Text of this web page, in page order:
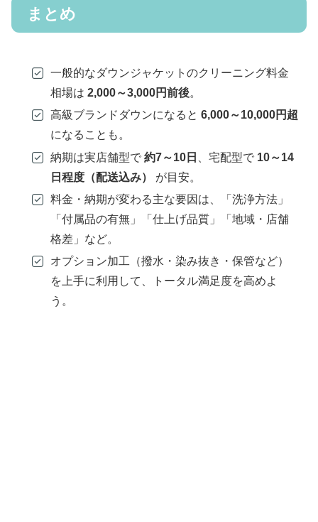
まとめ
一般的なダウンジャケットのクリーニング料金
相場は 2,000～3,000円前後。
高級ブランドダウンになると 6,000～10,000円超
になることも。
納期は実店舗型で 約7～10日 、宅配型で 10～14
日程度（配送込み）
が目安。
料金・納期が変わる主な要因は、「洗浄方法」
「付属品の有無」「仕上げ品質」「地域・店舗
格差」など。
オプション加工（撥水・染み抜き・保管など）
を上手に利用して、トータル満足度を高めよ
う。